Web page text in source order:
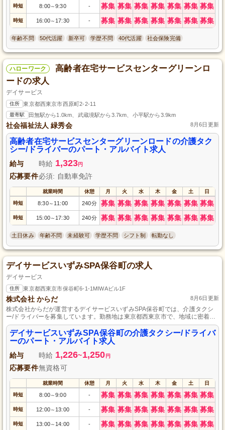
時短 8:00～9:30 - 募集 募集 募集 募集 募集 募集 募集
時短 16:00～ 17:30 - 募集 募集 募集 募集 募集 募集 募集
年齢不問 50代活躍 新卒可 学歴不問 40代活躍 社会保険完備
ハローワーク
高齢者在宅サービスセンターグリーンロ
ードの求人
デイサービス
住所 東京都西東京市西原町2-2-11
最寄駅 田無駅から1.0km、武蔵境駅から3.7km、小平駅から3.9km
社会福祉法人 緑秀会 8月6日更新
高齢者在宅サービスセンターグリーンロードの介護タク
シー/ドライバーのパート・アルバイト求人
給与 時給 1,323円
応募要件必須: 自動車免許
就業時間 休憩 月 火 水 木 金 土 日
時短 8:30～ 11:00 240分 募集 募集 募集 募集 募集 募集 募集
時短 15:00～ 17:30 240分 募集 募集 募集 募集 募集 募集 募集
土日休み 年齢不問 未経験可 学歴不問 シフト制 転勤なし
デイサービスいずみSPA保谷町の求人
デイサービス
住所 東京都西東京市保谷町6-1-1MIWAビル1F
株式会社 からだ 8月6日更新
株式会社からだが運営するデイサービスいずみSPA保谷町では、介護タクシ
ー/ドライバーを募集しています。勤務地は東京都西東京市で、地域に密着し
た温かなサービスを提供しています。普通自動車免許をお持ちであれば、介
護の経験は問いません。パート・アルバイトの働き方で、あなたの生活スタ
イルに合わせて働けます。地域の高齢者の移動支援を通して、やりがいを感
じながら働いてみませんか？
デイサービスいずみSPA保谷町の介護タクシー/ドライバ
ーのパート・アルバイト求人
給与 時給 1,226~1,250 円
応募要件無資格可
就業時間 休憩 月 火 水 木 金 土 日
時短 8:00～9:00 - 募集 募集 募集 募集 募集 募集 募集
時短 12:00～ 13:00 - 募集 募集 募集 募集 募集 募集 募集
時短 13:00～ 14:00 - 募集 募集 募集 募集 募集 募集 募集